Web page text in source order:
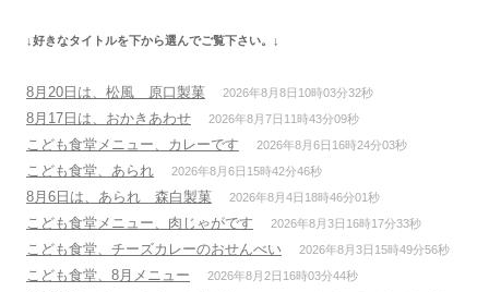
ン
↓好きなタイトルを下から選んでご覧下さい。↓
8月20日は、松風 原口製菓 2026年8月8日10時03分32秒
8月17日は、おかきあわせ 2026年8月7日11時43分09秒
こども食堂メニュー、カレーです 2026年8月6日16時24分03秒
こども食堂、あられ 2026年8月6日15時42分46秒
8月6日は、あられ 森白製菓 2026年8月4日18時46分01秒
こども食堂メニュー、肉じゃがです 2026年8月3日16時17分33秒
こども食堂、チーズカレーのおせんべい 2026年8月3日15時49分56秒
こども食堂、8月メニュー 2026年8月2日16時03分44秒